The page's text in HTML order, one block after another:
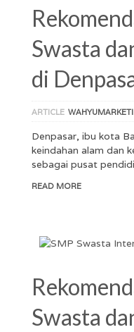
Swasta
di
ARTICLE
Denpasar, ibu kota
keindahan alam dan
sebagai pusat
READ MORE
Swasta